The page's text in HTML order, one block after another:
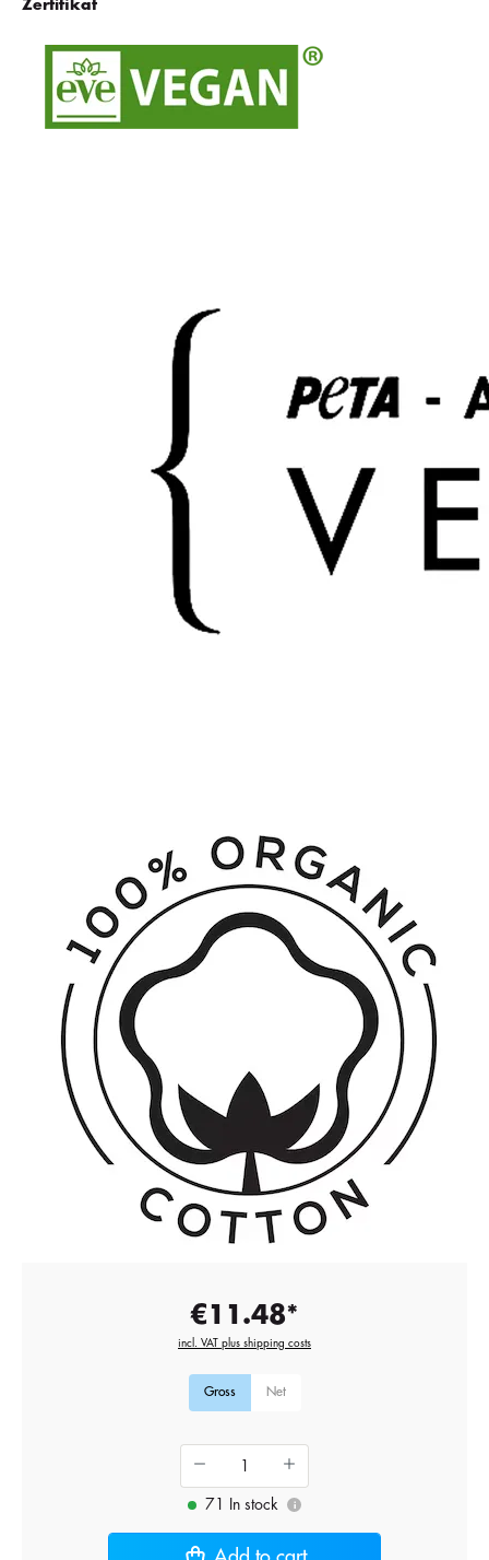
Zertifikat
€11.48*
incl. VAT plus shipping costs
Gross Net
71 In stock i